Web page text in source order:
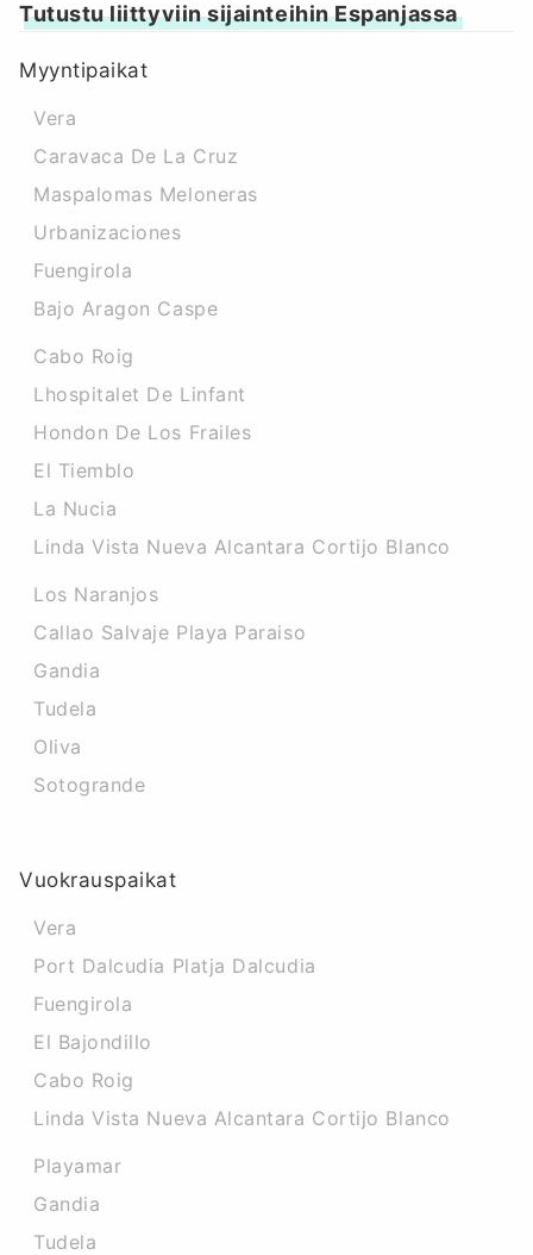
Tutustu liittyviin sijainteihin Espanjassa
Myyntipaikat
Vera
Caravaca De La Cruz
Maspalomas Meloneras
Urbanizaciones
Fuengirola
Bajo Aragon Caspe
Cabo Roig
Lhospitalet De Linfant
Hondon De Los Frailes
El Tiemblo
La Nucia
Linda Vista Nueva Alcantara Cortijo Blanco
Los Naranjos
Callao Salvaje Playa Paraiso
Gandia
Tudela
Oliva
Sotogrande
Vuokrauspaikat
Vera
Port Dalcudia Platja Dalcudia
Fuengirola
El Bajondillo
Cabo Roig
Linda Vista Nueva Alcantara Cortijo Blanco
Playamar
Gandia
Tudela